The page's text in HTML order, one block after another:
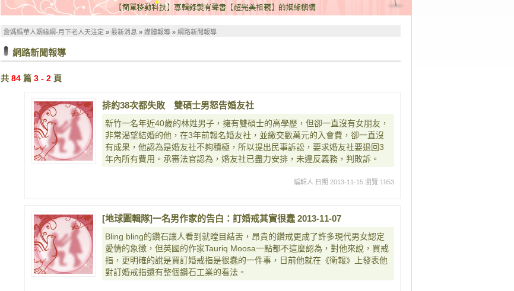
詹媽媽華人姻緣網-月下老人天注定 » 最新消息 » 媒體報導 » 網路新聞報導
網路新聞報導
共 84 篇 3 - 2 頁
排約38次都失敗 雙碩士男怒告婚友社
新竹一名年近40歲的林姓男子，擁有雙碩士的高學歷，但卻一直沒有女朋友，
非常渴望結婚的他，在3年前報名婚友社，並繳交數萬元的入會費，卻一直沒
有成果，他認為是婚友社不夠積極，所以提出民事訴訟，要求婚友社要退回3
年內所有費用。承審法官認為，婚友社已盡力安排，未違反義務，判敗訴。
編輯人 日期 2013-11-15 瀏覽 1953
[地球圖輯隊]一名男作家的告白：訂婚戒其實很蠢 2013-11-07
Bling bling的鑽石讓人看到就瞠目結舌，昂貴的鑽戒更成了許多現代男女認定
愛情的象徵，但英國的作家Tauriq Moosa一點都不這麼認為，對他來說，買戒
指，更明確的說是買訂婚戒指是很蠢的一件事，日前他就在《衛報》上發表他
對訂婚戒指還有整個鑽石工業的看法。